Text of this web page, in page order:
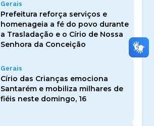
Gerais
Prefeitura reforça serviços e
homenageia a fé do povo durante
a Trasladação e o Círio de Nossa
Senhora da Conceição
Gerais
Círio das Crianças emociona
Santarém e mobiliza milhares de
fiéis neste domingo, 16